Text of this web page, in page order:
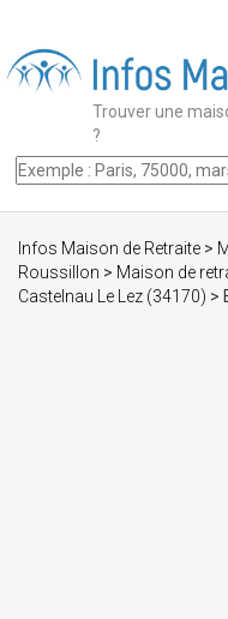
Trouver une
?
Infos Maison de Retraite >
Roussillon > Maison de
Castelnau Le Lez (34170) >